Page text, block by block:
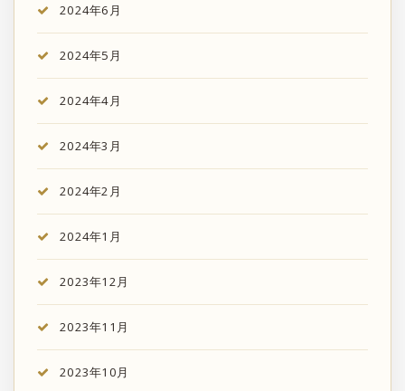
2024年6月
2024年5月
2024年4月
2024年3月
2024年2月
2024年1月
2023年12月
2023年11月
2023年10月